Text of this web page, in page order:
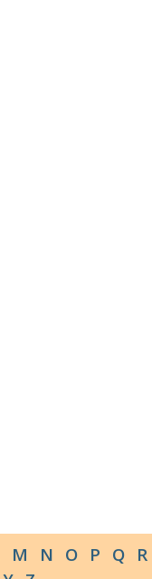
M N O P Q R